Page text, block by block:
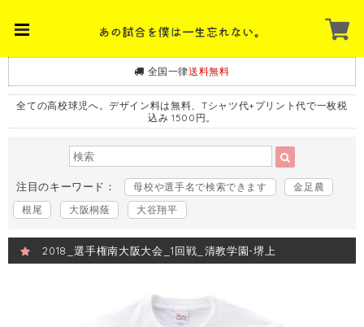
全国一律送料無料
全ての高校球児へ。デザイン料は無料、Tシャツ代+プリント代で一枚税
込み 1500円。
注目のキーワード： 母校や選手名で検索できます
金足農
根尾
大阪桐蔭 大谷翔平
2018_選手権南大阪大会_1回戦_清教学園-堺上